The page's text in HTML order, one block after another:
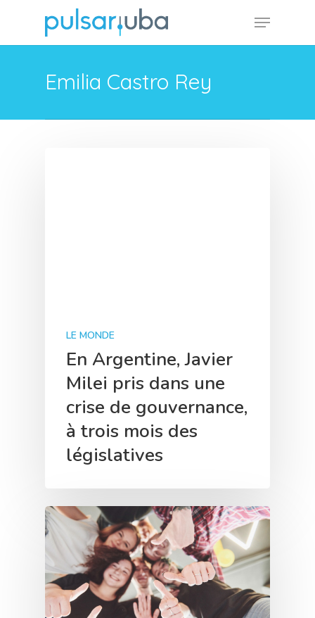
main
Menu
Emilia Castro Rey
LE MONDE
En Argentine, Javier
Milei pris dans une
crise de gouvernance,
à trois mois des
législatives